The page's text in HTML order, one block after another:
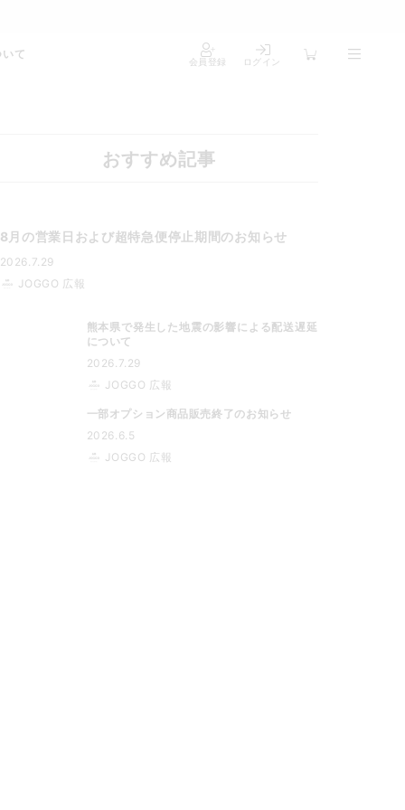
て
会員登録 ログイン
おすすめ記事
8月の営業日および超特急便停止期間のお知らせ
2026.7.29
JOGGO 広報
熊本県で発生した地震の影響による配送遅延
について
2026.7.29
JOGGO 広報
一部オプション商品販売終了のお知らせ
2026.6.5
JOGGO 広報